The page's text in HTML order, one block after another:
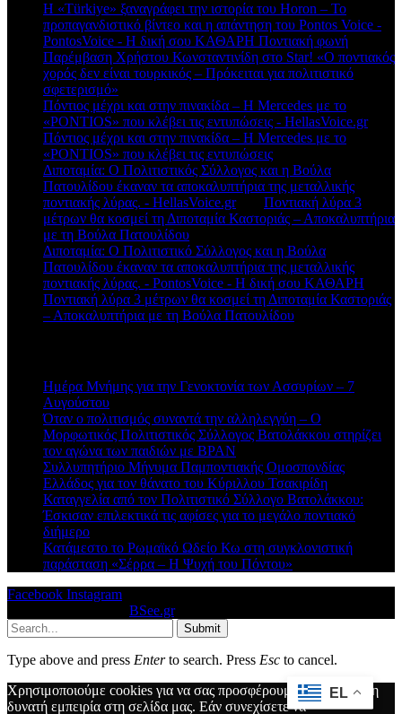
Η «Türkiye» ξαναγράφει την ιστορία του Horon – Το
προπαγανδιστικό βίντεο και η απάντηση του Pontos Voice -
PontosVoice - H δική σου ΚΑΘΑΡΗ Ποντιακή φωνή
Παρέμβαση Χρήστου Κωνσταντινίδη στο Star! «Ο ποντιακός
χορός δεν είναι τουρκικός – Πρόκειται για πολιτιστικό
σφετερισμό»
Πόντιος μέχρι και στην πινακίδα – Η Mercedes με το
«PONTIOS» που κλέβει τις εντυπώσεις - HellasVoice.grστο
Πόντιος μέχρι και στην πινακίδα – Η Mercedes με το
«PONTIOS» που κλέβει τις εντυπώσεις
Διποταμία: Ο Πολιτιστικός Σύλλογος και η Βούλα
Πατουλίδου έκαναν τα αποκαλυπτήρια της μεταλλικής
ποντιακής λύρας. - HellasVoice.grστο Ποντιακή λύρα 3
μέτρων θα κοσμεί τη Διποταμία Καστοριάς – Αποκαλυπτήρια
με τη Βούλα Πατουλίδου
Διποταμία: Ο Πολιτιστικό Σύλλογος και η Βούλα
Πατουλίδου έκαναν τα αποκαλυπτήρια της μεταλλικής
ποντιακής λύρας. - PontosVoice - H δική σου ΚΑΘΑΡΗ
Ποντιακή λύρα 3 μέτρων θα κοσμεί τη Διποταμία Καστοριάς
– Αποκαλυπτήρια με τη Βούλα Πατουλίδου
Ημέρα Μνήμης για την Γενοκτονία των Ασσυρίων – 7
Αυγούστου
Όταν ο πολιτισμός συναντά την αλληλεγγύη – Ο
Μορφωτικός Πολιτιστικός Σύλλογος Βατολάκκου στηρίζει
τον αγώνα των παιδιών με BPAN
Συλλυπητήριο Μήνυμα Παμποντιακής Ομοσπονδίας
Ελλάδος για τον θάνατο του Κύριλλου Τσακιρίδη
Καταγγελία από τον Πολιτιστικό Σύλλογο Βατολάκκου:
Έσκισαν επιλεκτικά τις αφίσες για το μεγάλο ποντιακό
διήμερο
Κατάμεστο το Ρωμαϊκό Ωδείο Κω στη συγκλονιστική
παράσταση «Σέρρα – Η Ψυχή του Πόντου»
Facebook Instagram
BSee.gr.
Submit
Type above and press Enterto search. Press Esc to cancel.
EL
Χρησιμοποιούμε cookies για να σας προσφέρουμε την καλύτερη
δυνατή εμπειρία στη σελίδα μας. Εάν συνεχίσετε να